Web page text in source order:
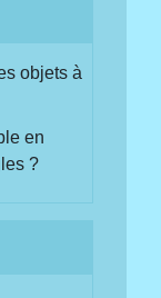
objets à
en
?